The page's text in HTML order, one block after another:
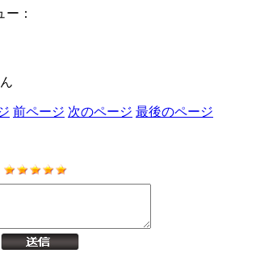
：
前ページ 次のページ 最後のページ